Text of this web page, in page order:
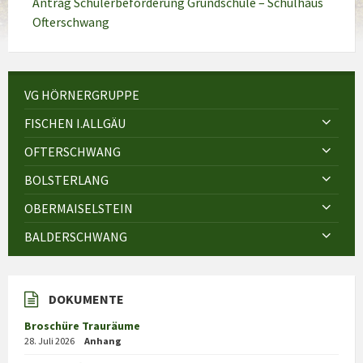
Ofterschwang
VG HÖRNERGRUPPE
FISCHEN I.ALLGÄU
OFTERSCHWANG
BOLSTERLANG
OBERMAISELSTEIN
BALDERSCHWANG
DOKUMENTE
Broschüre Trauräume
28. Juli 2026 Anhang